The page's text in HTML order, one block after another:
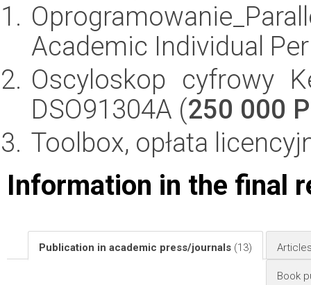
Academic Individual
Oscyloskop cyfrowy
DSO91304A (250 000
Toolbox, opłata
Information in the final
Publication in academic press/journals (13)
Book